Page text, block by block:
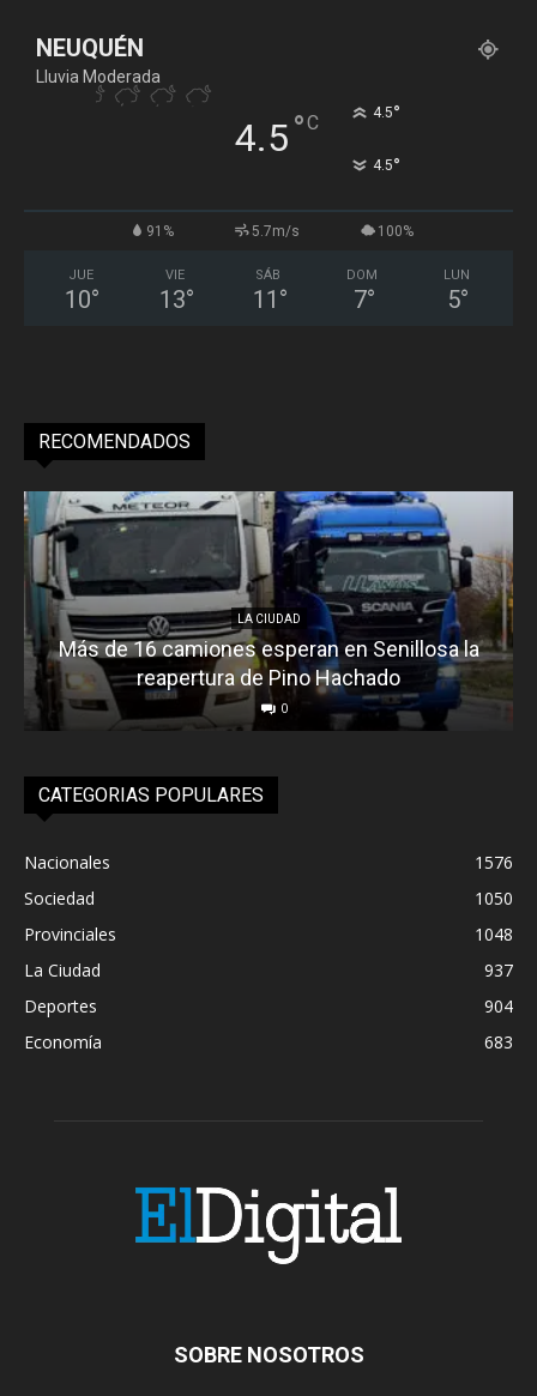
NEUQUÉN
Lluvia Moderada
4.5°C 4.5°
4.5°
91% 5.7m/s 100%
JUE
10°
VIE
13°
SÁB
11 °
DOM
7°
LUN
5°
RECOMENDADOS
LA CIUDAD
Más de 16 camiones esperan en Senillosa la
reapertura de Pino Hachado
0
CATEGORIAS POPULARES
Nacionales
1576
Sociedad
1050
Provinciales
1048
La Ciudad
937
Deportes
904
Economía
683
SOBRE NOSOTROS